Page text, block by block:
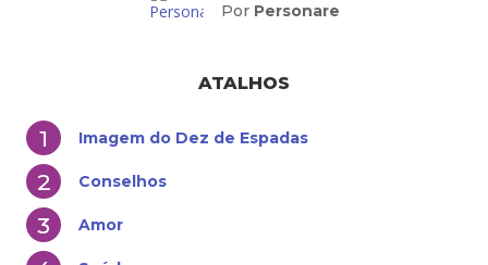
Por Personare
ATALHOS
Imagem do Dez de Espadas
Conselhos
Amor